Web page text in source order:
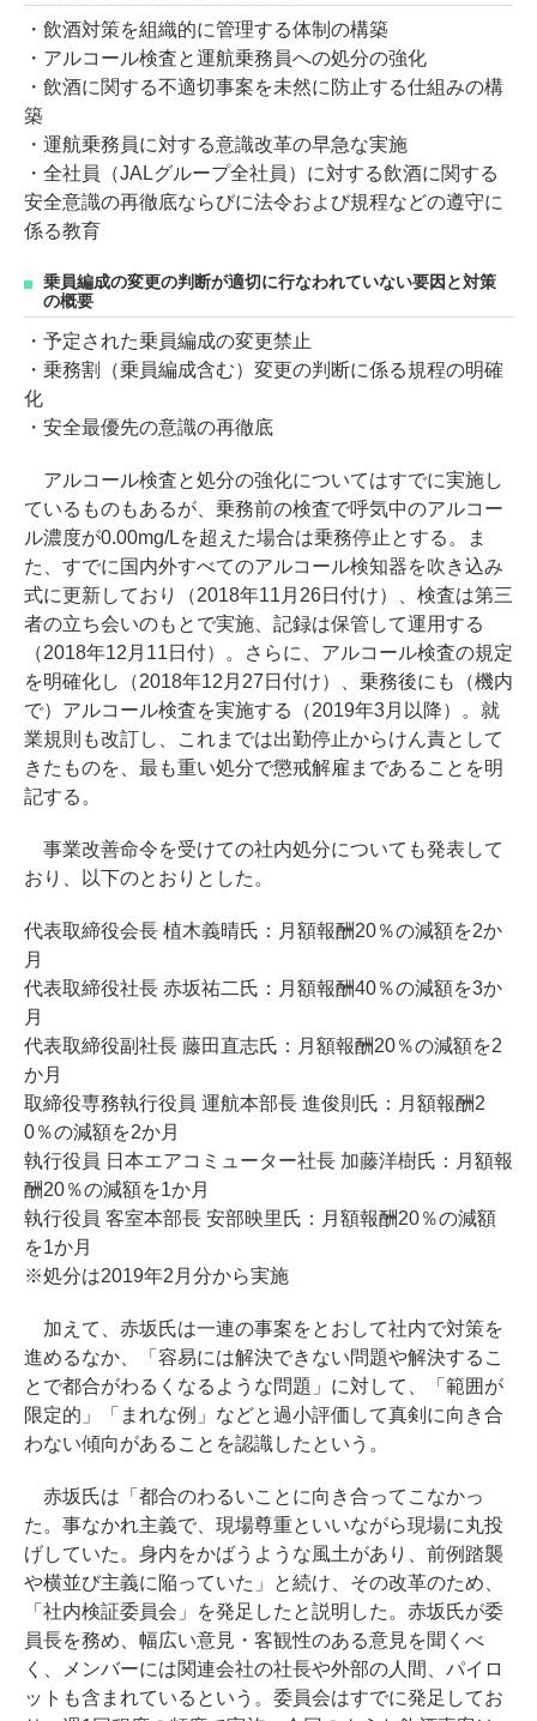
・飲酒対策を組織的に管理する体制の構築
・アルコール検査と運航乗務員への処分の強化
・飲酒に関する不適切事案を未然に防止する仕組みの構
築
・運航乗務員に対する意識改革の早急な実施
・全社員（JALグループ全社員）に対する飲酒に関する
安全意識の再徹底ならびに法令および規程などの遵守に
係る教育
乗員編成の変更の判断が適切に行なわれていない要因と対策
の概要
・予定された乗員編成の変更禁止
・乗務割（乗員編成含む）変更の判断に係る規程の明確
化
・安全最優先の意識の再徹底
アルコール検査と処分の強化についてはすでに実施し
ているものもあるが、乗務前の検査で呼気中のアルコー
ル濃度が0.00mg/Lを超えた場合は乗務停止とする。ま
た、すでに国内外すべてのアルコール検知器を吹き込み
式に更新しており（2018年11月26日付け）、検査は第三
者の立ち会いのもとで実施、記録は保管して運用する
（2018年12月11日付）。さらに、アルコール検査の規定
を明確化し（2018年12月27日付け）、乗務後にも（機内
で）アルコール検査を実施する（2019年3月以降）。就
業規則も改訂し、これまでは出勤停止からけん責として
きたものを、最も重い処分で懲戒解雇まであることを明
記する。
事業改善命令を受けての社内処分についても発表して
おり、以下のとおりとした。
代表取締役会長 植木義晴氏：月額報酬20％の減額を2か
月
代表取締役社長 赤坂祐二氏：月額報酬40％の減額を3か
月
代表取締役副社長 藤田直志氏：月額報酬20％の減額を2
か月
取締役専務執行役員 運航本部長 進俊則氏：月額報酬2
0％の減額を2か月
執行役員 日本エアコミューター社長 加藤洋樹氏：月額報
酬20％の減額を1か月
執行役員 客室本部長 安部映里氏：月額報酬20％の減額
を1か月
※処分は2019年2月分から実施
加えて、赤坂氏は一連の事案をとおして社内で対策を
進めるなか、「容易には解決できない問題や解決するこ
とで都合がわるくなるような問題」に対して、「範囲が
限定的」「まれな例」などと過小評価して真剣に向き合
わない傾向があることを認識したという。
赤坂氏は「都合のわるいことに向き合ってこなかっ
た。事なかれ主義で、現場尊重といいながら現場に丸投
げしていた。身内をかばうような風土があり、前例踏襲
や横並び主義に陥っていた」と続け、その改革のため、
「社内検証委員会」を発足したと説明した。赤坂氏が委
員長を務め、幅広い意見・客観性のある意見を聞くべ
く、メンバーには関連会社の社長や外部の人間、パイロ
ットも含まれているという。委員会はすでに発足してお